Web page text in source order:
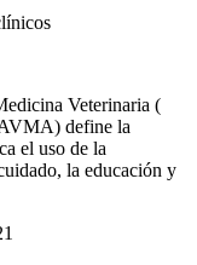
Veterinaria (
define la
el uso de la
la educación y